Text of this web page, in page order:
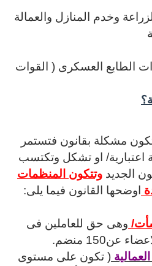
وخدم المنازل والعمالة
الطابع العسكرى ( القوات
تكون مشكلة بقانون فتستمر
اعتبارية/ او تشكل وتكتسب
الجديد وتتكون المنظمات
اوضحها القانون فيما يلى:
وهى حق للعاملين فى
منضم.
( تكون على مستوى